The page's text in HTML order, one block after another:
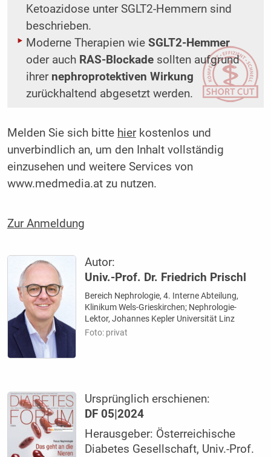
Ketoazidose unter SGLT2-Hemmern sind
beschrieben.
Moderne Therapien wie SGLT2-Hemmer
oder auch RAS-Blockade sollten aufgrund
ihrer nephroprotektiven Wirkung
zurückhaltend abgesetzt werden.
Melden Sie sich bitte hierkostenlos und
unverbindlich an, um den Inhalt vollständig
einzusehen und weitere Services von
www.medmedia.at zu nutzen.
Zur Anmeldung
Autor:
Univ.-Prof. Dr. Friedrich Prischl
Bereich Nephrologie, 4. Interne Abteilung,
Klinikum Wels-Grieskirchen; Nephrologie-
Lektor, Johannes Kepler Universität Linz
Foto: privat
Ursprünglich erschienen:
DF 05|2024
Herausgeber: Österreichische
Diabetes Gesellschaft, Univ.-Prof.